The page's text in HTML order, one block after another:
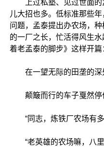
上过私塾、见过世面的
儿大招也多。低标准那些
问题，孟泰提出办农场，
的一厂之长，忙活得风生
着老孟泰的脚步》这样开篇
在一望无际的田垄的深
颠簸而行的车子戛然停
“同志，炼铁厂农场有多
“老英雄的农场嘛，八里